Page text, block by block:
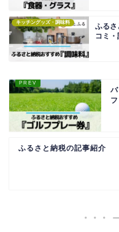
キッチングッズ・調味料
ふるさ
コミ・
ふるさと納税の記事紹介